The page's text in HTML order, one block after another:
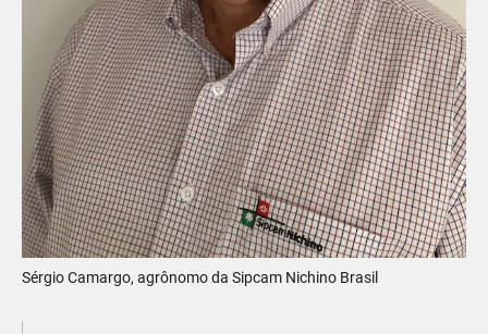
Sérgio Camargo, agrônomo da Sipcam Nichino Brasil